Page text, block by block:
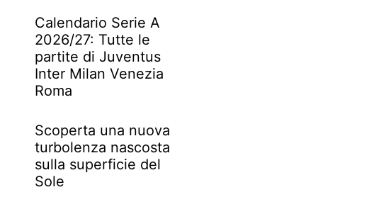
Calendario Serie A
2026/27: Tutte le
partite di Juventus
Inter Milan Venezia
Roma
Scoperta una nuova
turbolenza nascosta
sulla superficie del
Sole